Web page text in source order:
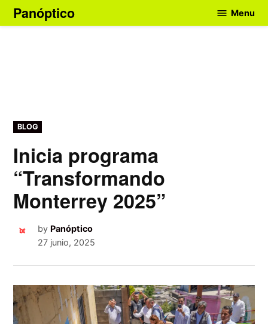
Skip
to
Panóptico Menu
POSTED
IN
BLOG
Inicia programa
“Transformando
Monterrey 2025”
by Panóptico
27 junio, 2025